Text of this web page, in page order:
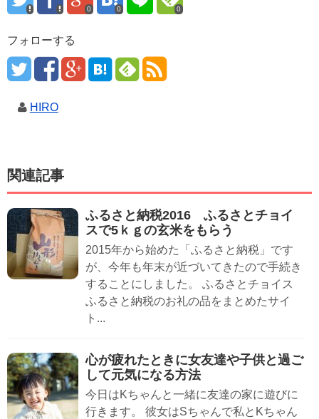
0 0 0
フォローする
HIRO
関連記事
ふるさと納税2016 ふるさとチョイ
スで5ｋｇの玄米をもらう
2015年から始めた「ふるさと納税」です
が、今年も年末が近づいてきたので手続き
することにしました。 ふるさとチョイス
ふるさと納税のお礼の品をまとめたサイ
ト...
心が疲れたときに女友達や子供と過ご
して元気になる方法
今日はKちゃんと一緒に友達の家に遊びに
行きます。 彼女はSちゃんで私とKちゃん